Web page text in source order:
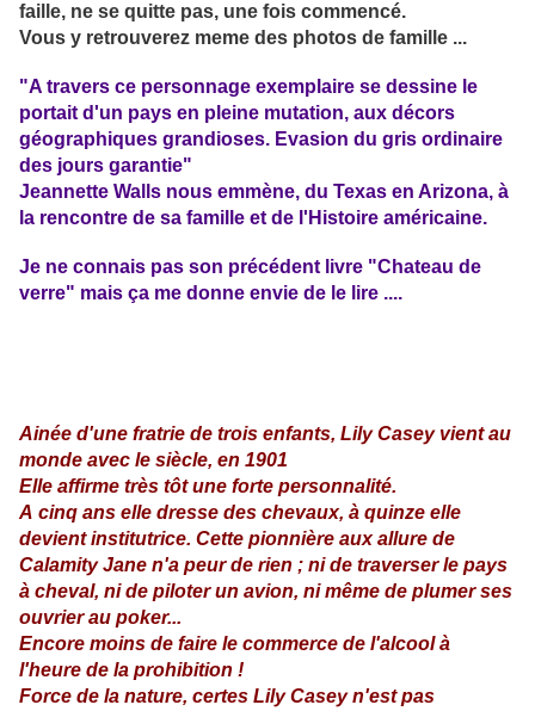
faille, ne se quitte pas, une fois commencé.
Vous y retrouverez meme des photos de famille ...
"A travers ce personnage exemplaire se dessine le
portait d'un pays en pleine mutation, aux décors
géographiques grandioses. Evasion du gris ordinaire
des jours garantie"
Jeannette Walls nous emmène, du Texas en Arizona, à
la rencontre de sa famille et de l'Histoire américaine.
Je ne connais pas son précédent livre "Chateau de
verre" mais ça me donne envie de le lire ....
Ainée d'une fratrie de trois enfants, Lily Casey vient au
monde avec le siècle, en 1901
Elle affirme très tôt une forte personnalité.
A cinq ans elle dresse des chevaux, à quinze elle
devient institutrice. Cette pionnière aux allure de
Calamity Jane n'a peur de rien ; ni de traverser le pays
à cheval, ni de piloter un avion, ni même de plumer ses
ouvrier au poker...
Encore moins de faire le commerce de l'alcool à
l'heure de la prohibition !
Force de la nature, certes Lily Casey n'est pas